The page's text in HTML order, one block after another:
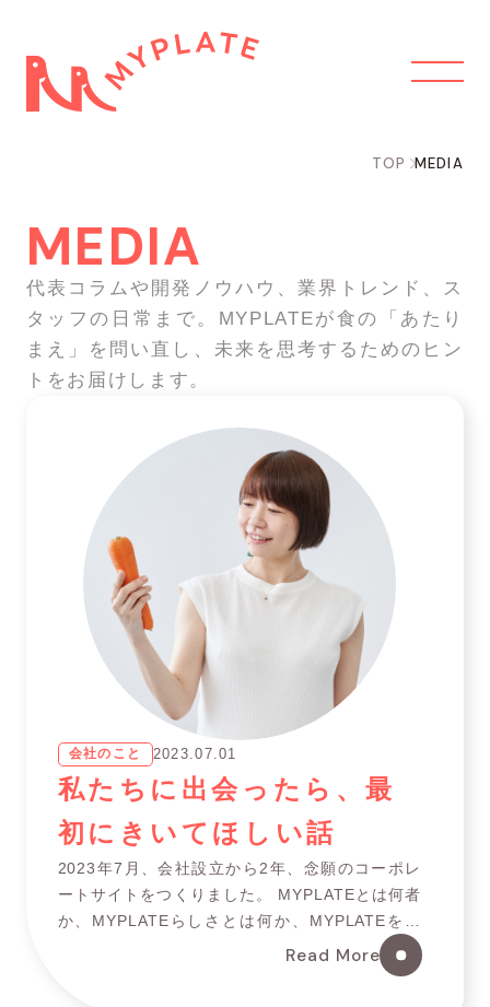
TOP MEDIA
MEDIA
代表コラムや開発ノウハウ、業界トレンド、ス
タッフの日常まで。MYPLATEが食の「あたり
まえ」を問い直し、未来を思考するためのヒン
トをお届けします。
会社のこと 2023.07.01
私たちに出会ったら、最
初にきいてほしい話
2023年7月、会社設立から2年、念願のコーポレ
ートサイトをつくりました。 MYPLATEとは何者
か、MYPLATEらしさとは何か、MYPLATEを通
じて私たちが成し遂げたいことは何か。 この記事
Read More